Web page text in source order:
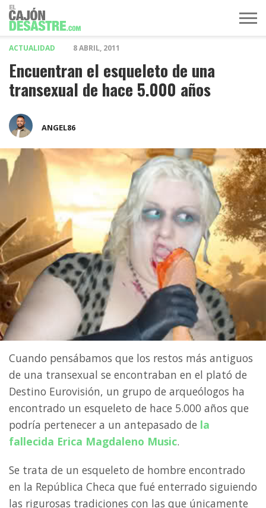
ACTUALIDAD 8 ABRIL, 2011
Encuentran el esqueleto de una
transexual de hace 5.000 años
ANGEL86
Cuando pensábamos que los restos más antiguos
de una transexual se encontraban en el plató de
Destino Eurovisión, un grupo de arqueólogos ha
encontrado un esqueleto de hace 5.000 años que
podría pertenecer a un antepasado de la
fallecida Erica Magdaleno Music.
Se trata de un esqueleto de hombre encontrado
en la República Checa que fué enterrado siguiendo
las rigurosas tradiciones con las que únicamente